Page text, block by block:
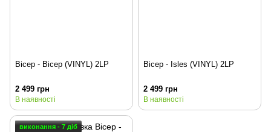
Bicep - Bicep (VINYL) 2LP
2 499 грн
В наявності
Bicep - Isles (VINYL) 2LP
2 499 грн
В наявності
виконання - 7 діб